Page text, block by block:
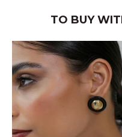
TO BUY